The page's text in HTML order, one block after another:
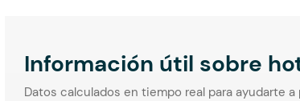
Información útil sobre
Datos calculados en tiempo real para ayudarte